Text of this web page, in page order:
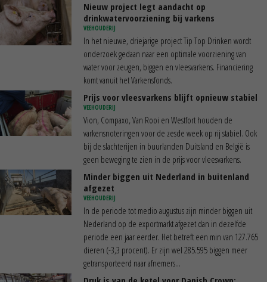
Nieuw project legt aandacht op
drinkwatervoorziening bij varkens
VEEHOUDERIJ
In het nieuwe, driejarige project Tip Top Drinken wordt
onderzoek gedaan naar een optimale voorziening van
water voor zeugen, biggen en vleesvarkens. Financiering
komt vanuit het Varkensfonds.
Prijs voor vleesvarkens blijft opnieuw stabiel
VEEHOUDERIJ
Vion, Compaxo, Van Rooi en Westfort houden de
varkensnoteringen voor de zesde week op rij stabiel. Ook
bij de slachterijen in buurlanden Duitsland en België is
geen beweging te zien in de prijs voor vleesvarkens.
Minder biggen uit Nederland in buitenland
afgezet
VEEHOUDERIJ
In de periode tot medio augustus zijn minder biggen uit
Nederland op de exportmarkt afgezet dan in dezelfde
periode een jaar eerder. Het betreft een min van 127.765
dieren (-3,3 procent). Er zijn wel 285.595 biggen meer
getransporteerd naar afnemers...